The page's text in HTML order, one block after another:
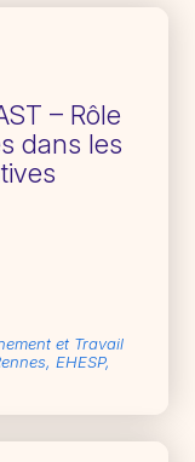
– Rôle
dans les
et Travail
EHESP,